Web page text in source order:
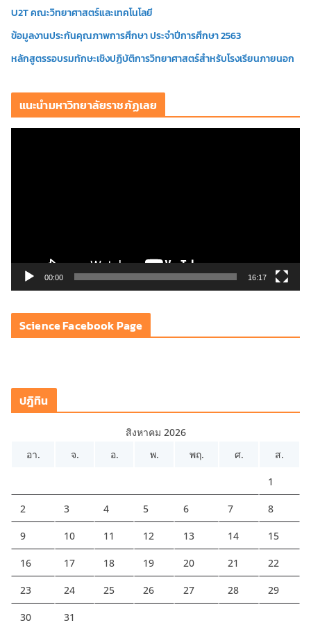
U2T คณะวิทยาศาสตร์และเทคโนโลยี
ข้อมูลงานประกันคุณภาพการศึกษา ประจำปีการศึกษา 2563
หลักสูตรรอบรมทักษะเชิงปฏิบัติการวิทยาศาสตร์สำหรับโรงเรียนภายนอก
แนะนำมหาวิทยาลัยราชภัฏเลย
ดี
โ
00:00 16:17
Science Facebook Page
ปฎิทิน
สิงหาคม 2026
อา.
จ. อ. พ. พฤ. ศ. ส.
1
2 3 4 5 6 7 8
9 10 11 12 13 14 15
16 17 18 19 20 21 22
23 24 25 26 27 28 29
30 31